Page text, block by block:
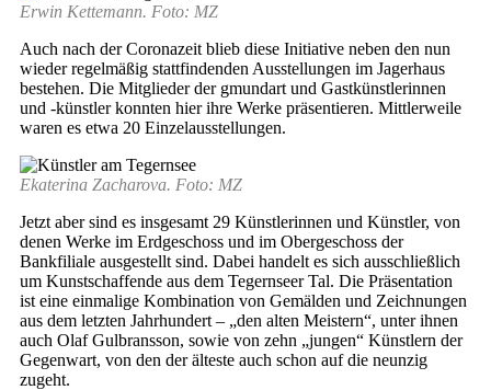
Erwin Kettemann. Foto: MZ
Auch nach der Coronazeit blieb diese Initiative neben den nun
wieder regelmäßig stattfindenden Ausstellungen im Jagerhaus
bestehen. Die Mitglieder der gmundart und Gastkünstlerinnen
und -künstler konnten hier ihre Werke präsentieren. Mittlerweile
waren es etwa 20 Einzelausstellungen.
Ekaterina Zacharova. Foto: MZ
Jetzt aber sind es insgesamt 29 Künstlerinnen und Künstler, von
denen Werke im Erdgeschoss und im Obergeschoss der
Bankfiliale ausgestellt sind. Dabei handelt es sich ausschließlich
um Kunstschaffende aus dem Tegernseer Tal. Die Präsentation
ist eine einmalige Kombination von Gemälden und Zeichnungen
aus dem letzten Jahrhundert – „den alten Meistern“, unter ihnen
auch Olaf Gulbransson, sowie von zehn „jungen“ Künstlern der
Gegenwart, von den der älteste auch schon auf die neunzig
zugeht.